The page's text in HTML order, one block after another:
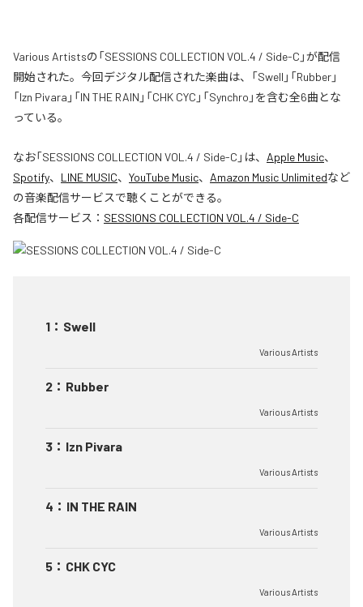
Various Artistsの「SESSIONS COLLECTION VOL.4 / Side-C」が配信
開始された。今回デジタル配信された楽曲は、「Swell」「Rubber」
「Izn Pivara」「IN THE RAIN」「CHK CYC」「Synchro」を含む全6曲とな
っている。
なお「SESSIONS COLLECTION VOL.4 / Side-C 」は、 Apple Music、
Spotify、 LINE MUSIC、 YouTube Music、 Amazon Music Unlimitedなど
の音楽配信サービスで聴くことができる。
各配信サービス： SESSIONS COLLECTION VOL.4 / Side-C
1 ： Swell
Various Artists
2 ： Rubber
Various Artists
3 ： Izn Pivara
Various Artists
4 ： IN THE RAIN
Various Artists
5 ： CHK CYC
Various Artists